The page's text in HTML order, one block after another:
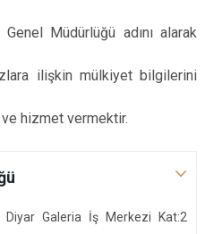
Müdürlüğü adını alarak
ilişkin mülkiyet bilgilerini
hizmet vermektir.
Diyar Galeria İş Merkezi Kat:2